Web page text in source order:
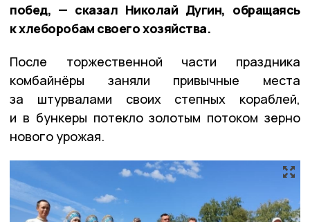
побед, — сказал Николай Дугин, обращаясь
к хлеборобам своего хозяйства.
После торжественной части праздника
комбайнёры заняли привычные места
за штурвалами своих степных кораблей,
и в бункеры потекло золотым потоком зерно
нового урожая.